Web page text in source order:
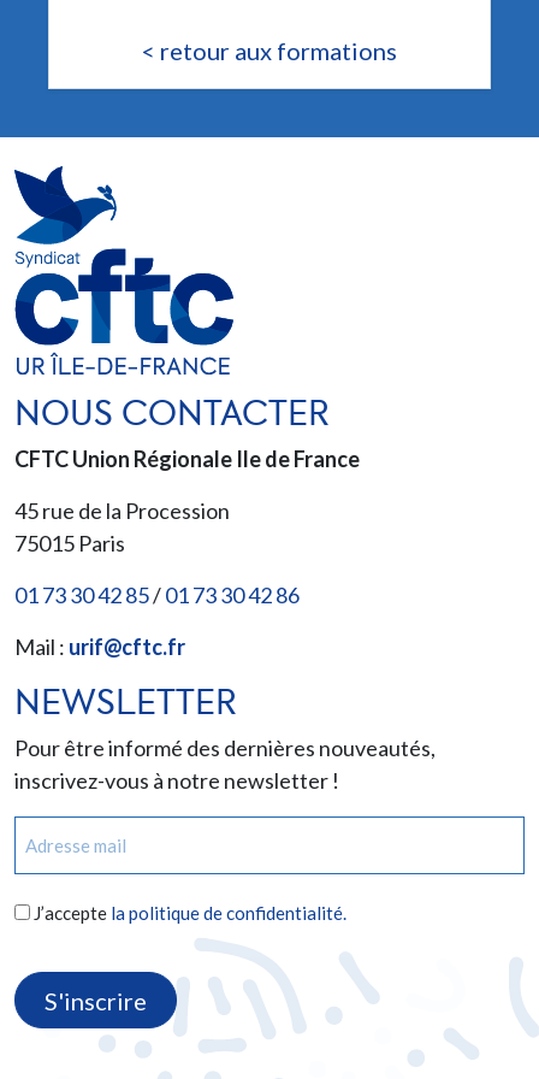
< retour aux formations
NOUS CONTACTER
CFTC Union Régionale Ile de France
45 rue de la Procession
75015 Paris
01 73 30 42 85/01 73 30 42 86
Mail : urif@cftc.fr
NEWSLETTER
Pour être informé des dernières nouveautés,
inscrivez-vous à notre newsletter !
mail
RGPD
J’accepte la politique de confidentialité.